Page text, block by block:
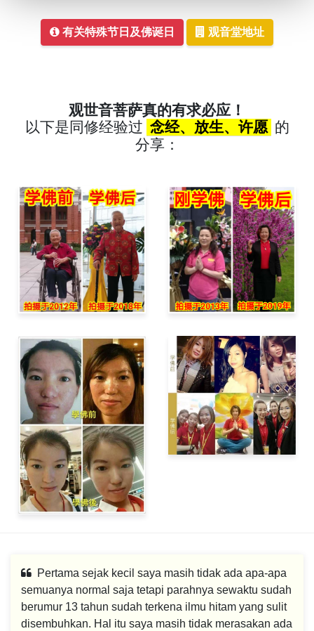
有关特殊节日及佛诞日 观音堂地址
观世音菩萨真的有求必应！
以下是同修经验过 念经、放生、许愿 的
分享：
Pertama sejak kecil saya masih tidak ada apa-apa
semuanya normal saja tetapi parahnya sewaktu sudah
berumur 13 tahun sudah terkena ilmu hitam yang sulit
disembuhkan. Hal itu saya masih tidak merasakan ada